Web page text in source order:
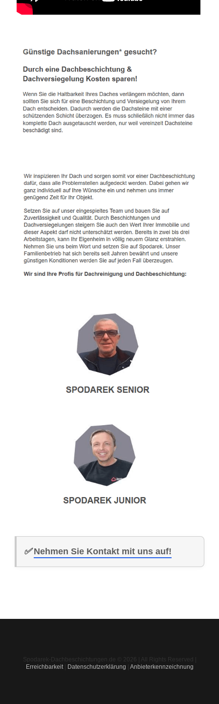
✅Nehmen Sie Kontakt mit uns auf!
Spodarek-Dachbeschichtungen.de © 2026 | All Rights Reserved |
Erreichbarkeit| Datenschutzerklärung Anbieterkennzeichnung